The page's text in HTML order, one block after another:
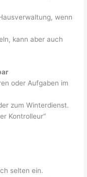
wenn
kann aber auch
oder Aufgaben im
zum Winterdienst.
Kontrolleur“
selten ein.